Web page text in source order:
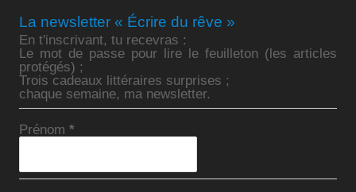
La newsletter « Écrire du rêve »
En t'inscrivant, tu recevras :
Le mot de passe pour lire le feuilleton (les articles
protégés) ;
Trois cadeaux littéraires surprises ;
chaque semaine, ma newsletter.
Prénom*